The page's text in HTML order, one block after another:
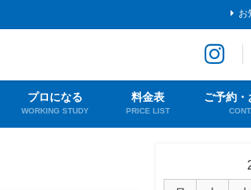
お
プロになる
WORKING STUDY
料金表
PRICE LIST
ご予約・